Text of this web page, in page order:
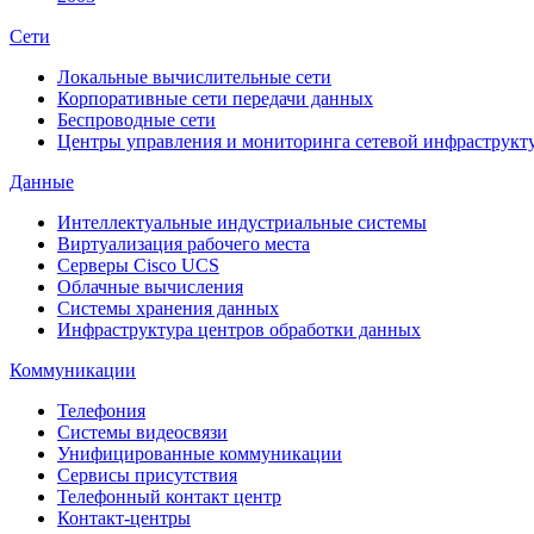
Сети
Локальные вычислительные сети
Корпоративные сети передачи данных
Беспроводные сети
Центры управления и мониторинга сетевой
Данные
Интеллектуальные индустриальные системы
Виртуализация рабочего места
Cерверы Cisco UCS
Облачные вычисления
Системы хранения данных
Инфраструктура центров обработки данных
Коммуникации
Телефония
Системы видеосвязи
Унифицированные коммуникации
Сервисы присутствия
Телефонный контакт центр
Контакт-центры